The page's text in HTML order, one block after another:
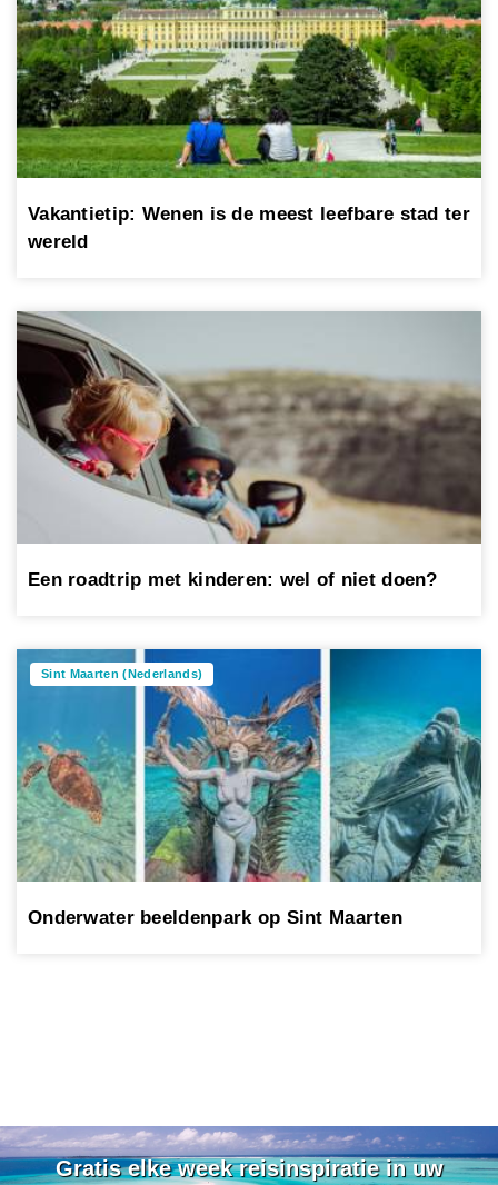
Vakantietip: Wenen is de meest leefbare stad ter
wereld
Een roadtrip met kinderen: wel of niet doen?
Sint Maarten (Nederlands)
Onderwater beeldenpark op Sint Maarten
Gratis elke week reisinspiratie in uw